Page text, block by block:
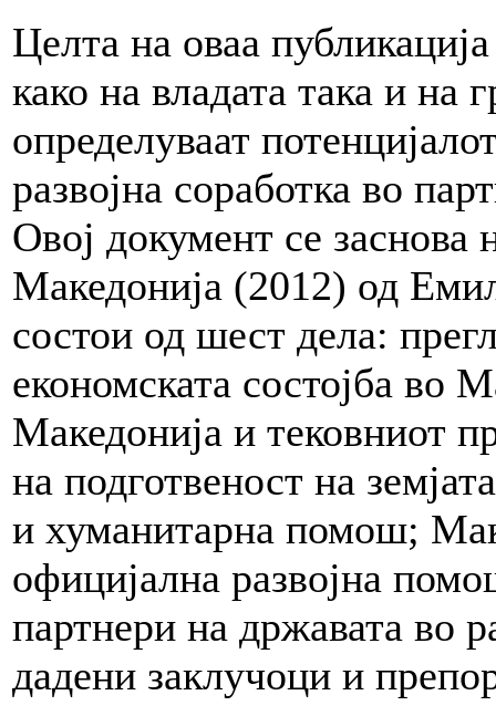
Целта на оваа
како на владата така и на
определуваат
развојна соработка во
Овој документ се
Македонија (2012) од
состои од шест дела:
економската состојба во
Македонија и тековниот
на подготвеност на
и хуманитарна помош;
официјална развојна
партнери на државата во
дадени заклучоци и